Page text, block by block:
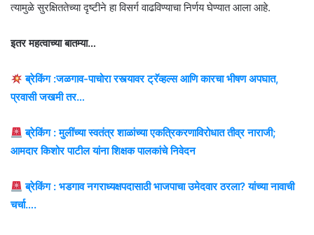
त्यामुळे सुरक्षिततेच्या दृष्टीने हा विसर्ग वाढविण्याचा निर्णय घेण्यात आला आहे.
इतर महत्वाच्या बातम्या…
ब्रेकिंग :जळगाव-पाचोरा रस्त्यावर ट्रॅव्हल्स आणि कारचा भीषण अपघात,
प्रवासी जखमी तर…
ब्रेकिंग : मुलींच्या स्वतंत्र शाळांच्या एकत्रिकरणाविरोधात तीव्र नाराजी;
आमदार किशोर पाटील यांना शिक्षक पालकांचे निवेदन
ब्रेकिंग : भडगाव नगराध्यक्षपदासाठी भाजपाचा उमेदवार ठरला? यांच्या नावाची
चर्चा….